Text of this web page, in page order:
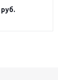
руб.